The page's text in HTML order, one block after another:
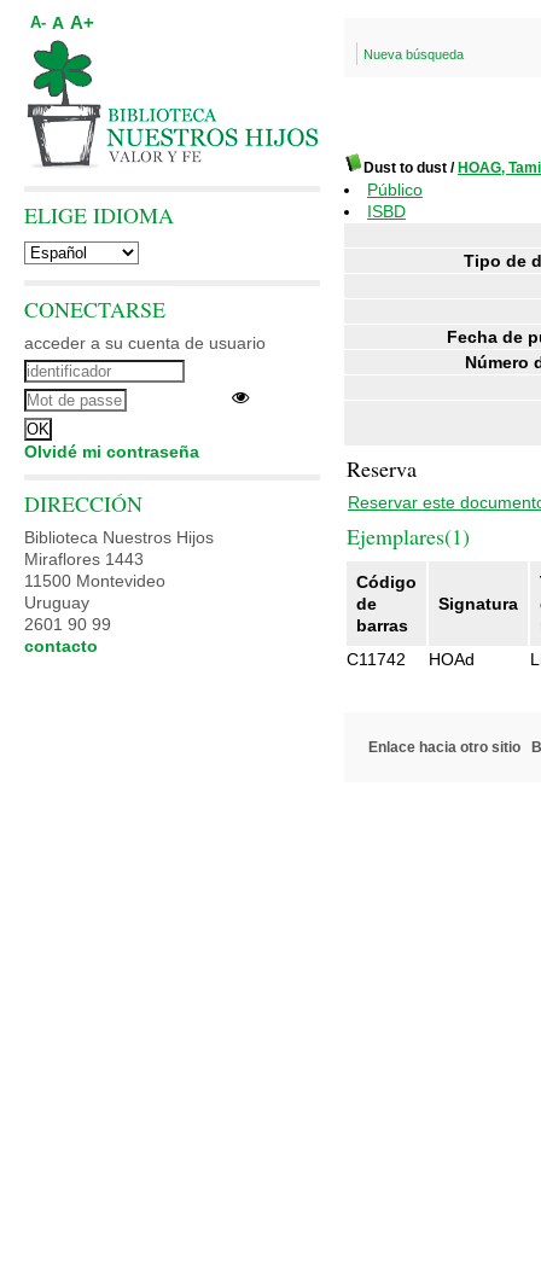
Nueva búsqueda
Dust to dust / HOAG, Tami
Público
ISBD
Tipo de
Fecha de
Número
Reserva
Reservar este
Ejemplares(1)
Código
de
barras
Signatura
C11742
HOAd
Enlace hacia otro sitio
A- A A+
ELIGE IDIOMA
CONECTARSE
acceder a su cuenta de usuario
Olvidé mi contraseña
DIRECCIÓN
Biblioteca Nuestros Hijos
Miraflores 1443
11500 Montevideo
Uruguay
2601 90 99
contacto